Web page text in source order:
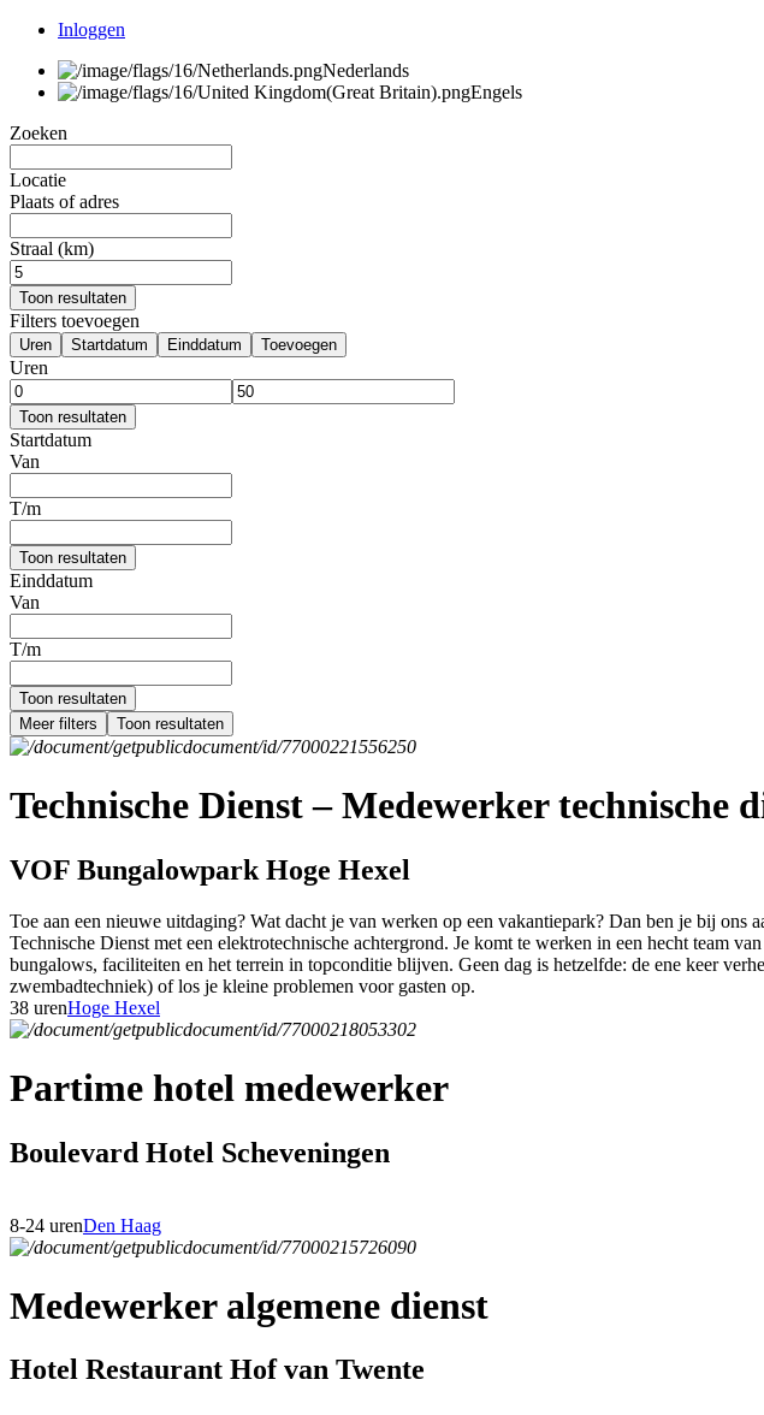
Inloggen
Nederlands
Engels
Zoeken
Locatie
Plaats of adres
Straal (km)
Toon resultaten
Filters toevoegen
Uren Startdatum Einddatum Toevoegen
Uren
Toon resultaten
Startdatum
Van
T/m
Toon resultaten
Einddatum
Van
T/m
Toon resultaten
Meer filters
Toon resultaten
Technische Dienst – Medewerker technische
VOF Bungalowpark Hoge Hexel
Toe aan een nieuwe uitdaging? Wat dacht je van werken op een vakantiepark? Dan ben je bij
Technische Dienst met een elektrotechnische achtergrond. Je komt te werken in een hecht team
bungalows, faciliteiten en het terrein in topconditie blijven. Geen dag is hetzelfde: de ene keer
zwembadtechniek) of los je kleine problemen voor gasten op.
38 urenHoge Hexel
Partime hotel medewerker
Boulevard Hotel Scheveningen
8-24 urenDen Haag
Medewerker algemene dienst
Hotel Restaurant Hof van Twente